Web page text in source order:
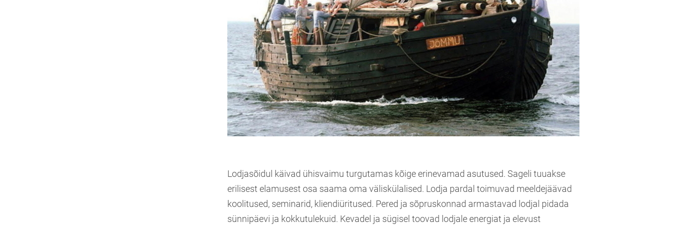
Lodjasõidul käivad ühisvaimu turgutamas kõige erinevamad asutused. Sageli tuuakse
erilisest elamusest osa saama oma väliskülalised. Lodja pardal toimuvad meeldejäävad
koolitused, seminarid, kliendiüritused. Pered ja sõpruskonnad armastavad lodjal pidada
sünnipäevi ja kokkutulekuid. Kevadel ja sügisel toovad lodjale energiat ja elevust